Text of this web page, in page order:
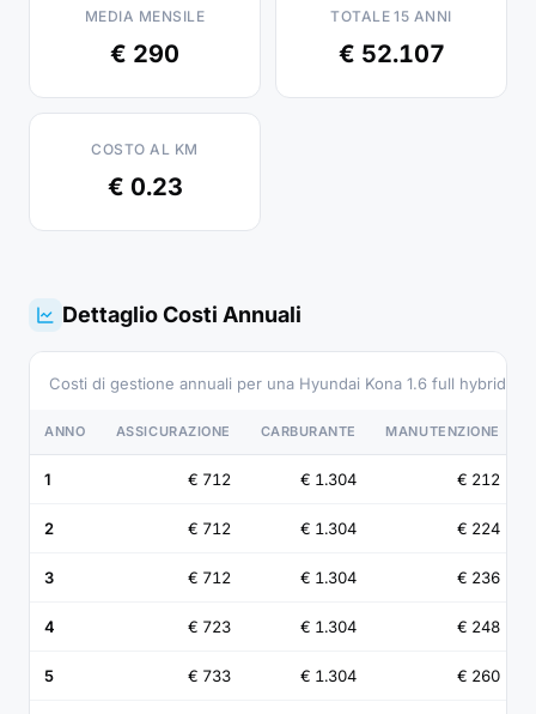
MEDIA MENSILE
€ 290
TOTALE 15 ANNI
€ 52.107
COSTO AL KM
€ 0.23
Dettaglio Costi Annuali
Costi di gestione annuali per una Hyundai Kona 1.6 full hybrid
ANNO ASSICURAZIONE CARBURANTE MANUTENZIONE
1 € 712 € 1.304 € 212
2 € 712 € 1.304 € 224
3 € 712 € 1.304 € 236
4 € 723 € 1.304 € 248
5 € 733 € 1.304 € 260